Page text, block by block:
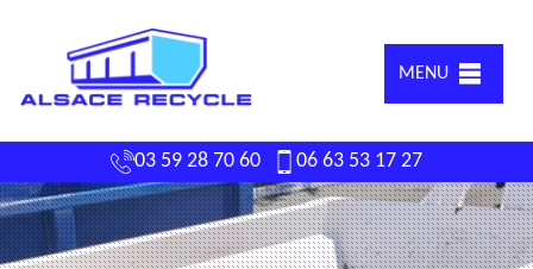
MENU
03 59 28 70 60 06 63 53 17 27